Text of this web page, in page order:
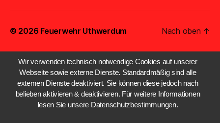
© 2026 Feuerwehr Uthwerdum Nach oben ↑
Wir verwenden technisch notwendige Cookies auf unserer
Webseite sowie externe Dienste. Standardmäßig sind alle
externen Dienste deaktiviert. Sie können diese jedoch nach
belieben aktivieren & deaktivieren. Für weitere Informationen
lesen Sie unsere Datenschutzbestimmungen.